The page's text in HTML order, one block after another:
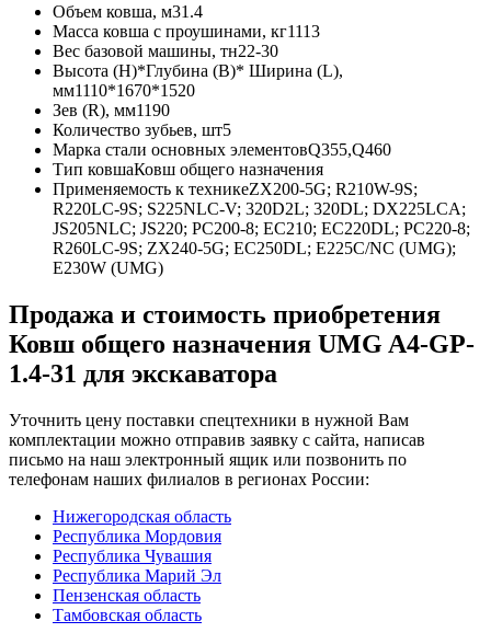
Объем ковша, м31.4
Масса ковша с проушинами, кг1113
Вес базовой машины, тн22-30
Высота (H)*Глубина (B)* Ширина (L),
мм1110*1670*1520
Зев (R), мм1190
Количество зубьев, шт5
Марка стали основных элементовQ355,Q460
Тип ковшаКовш общего назначения
Применяемость к техникеZX200-5G; R210W-9S;
R220LC-9S; S225NLC-V; 320D2L; 320DL; DX225LCA;
JS205NLC; JS220; PC200-8; EC210; EC220DL; PC220-8;
R260LC-9S; ZX240-5G; EC250DL; E225С/NC (UMG);
E230W (UMG)
Продажа и cтоимость приобретения
Ковш общего назначения UMG A4-GP-
1.4-31 для экскаватора
Уточнить цену поставки спецтехники в нужной Вам
комплектации можно отправив заявку с сайта, написав
письмо на наш электронный ящик или позвонить по
телефонам наших филиалов в регионах России:
Нижегородская область
Республика Мордовия
Республика Чувашия
Республика Марий Эл
Пензенская область
Тамбовская область